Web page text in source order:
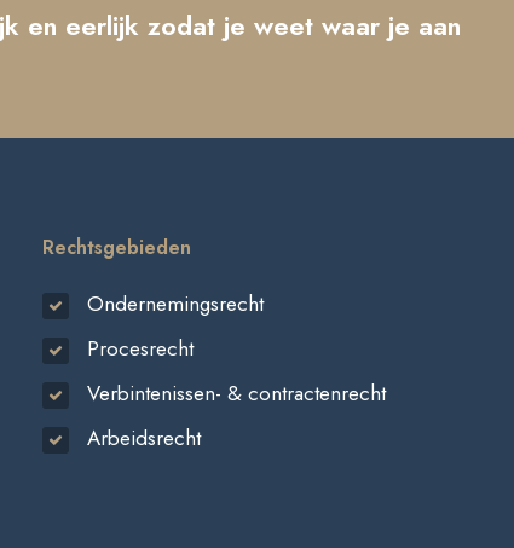
en eerlijk zodat je weet waar je aan
Rechtsgebieden
Ondernemingsrecht
Procesrecht
Verbintenissen- & contractenrecht
Arbeidsrecht